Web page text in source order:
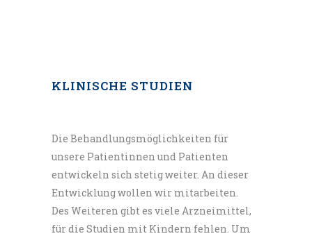
www.kinderaerzte-im-netz.de
www.kinderaerzte-im-netz.de/impfen
Familienergo – Informationen, wie Sie
die motorische und sprachliche
Entwicklung Ihres Kindes fördern
KLINISCHE STUDIEN
Die Behandlungsmöglichkeiten für
unsere Patientinnen und Patienten
entwickeln sich stetig weiter. An dieser
Entwicklung wollen wir mitarbeiten.
Des Weiteren gibt es viele Arzneimittel,
für die Studien mit Kindern fehlen. Um